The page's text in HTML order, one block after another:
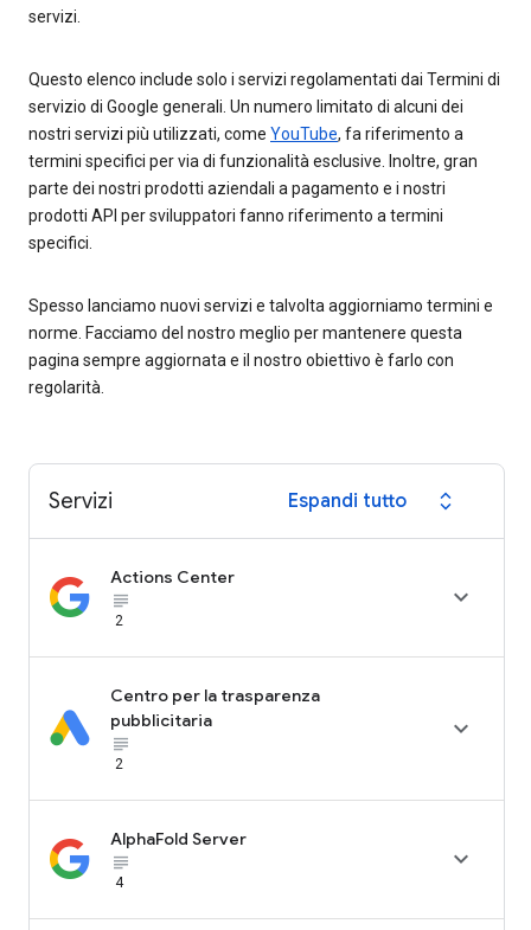
servizi.
Questo elenco include solo i servizi regolamentati dai Termini di
servizio di Google generali. Un numero limitato di alcuni dei
nostri servizi più utilizzati, come YouTube, fa riferimento a
termini specifici per via di funzionalità esclusive. Inoltre, gran
parte dei nostri prodotti aziendali a pagamento e i nostri
prodotti API per sviluppatori fanno riferimento a termini
specifici.
Spesso lanciamo nuovi servizi e talvolta aggiorniamo termini e
norme. Facciamo del nostro meglio per mantenere questa
pagina sempre aggiornata e il nostro obiettivo è farlo con
regolarità.
Servizi Espandi tutto expand_all
Actions Center
subject_black
2

Centro per la trasparenza
pubblicitaria
subject_black
2

AlphaFold Server
subject_black
4
